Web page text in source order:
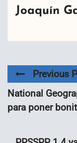
Joaquín
Previous
National
para poner